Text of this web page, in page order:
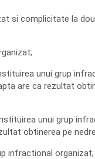
si complicitate la
unui grup
are ca rezultat
unui grup
obtinerea pe
infractional organizat;